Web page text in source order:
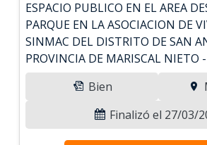
ESPACIO PUBLICO EN EL AREA
PARQUE EN LA ASOCIACION DE
SINMAC DEL DISTRITO DE SAN
PROVINCIA DE MARISCAL NIETO
Bien
Finalizó el 27/03/